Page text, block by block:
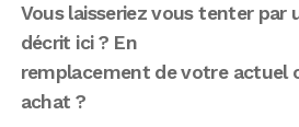
Vous laisseriez vous tenter par
décrit ici ? En
remplacement de votre actuel
achat ?